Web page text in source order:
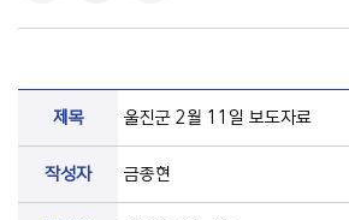
기
기
크 보
제목 울진군 2월 11일 보도자료
작성자 금종현